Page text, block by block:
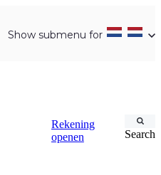
Show submenu for
Rekening
openen
Search